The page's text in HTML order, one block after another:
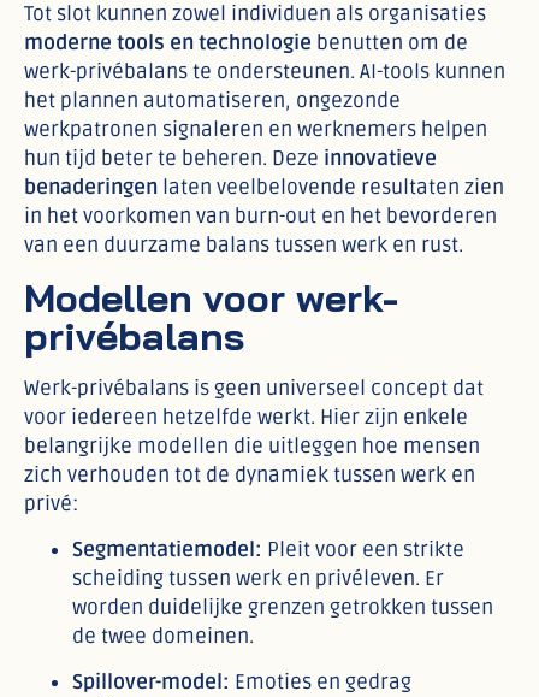
Tot slot kunnen zowel individuen als organisaties
moderne tools en technologie benutten om de
werk-privébalans te ondersteunen. AI-tools kunnen
het plannen automatiseren, ongezonde
werkpatronen signaleren en werknemers helpen
hun tijd beter te beheren. Deze innovatieve
benaderingen laten veelbelovende resultaten zien
in het voorkomen van burn-out en het bevorderen
van een duurzame balans tussen werk en rust.
Modellen voor werk-
privébalans
Werk-privébalans is geen universeel concept dat
voor iedereen hetzelfde werkt. Hier zijn enkele
belangrijke modellen die uitleggen hoe mensen
zich verhouden tot de dynamiek tussen werk en
privé:
Segmentatiemodel: Pleit voor een strikte
scheiding tussen werk en privéleven. Er
worden duidelijke grenzen getrokken tussen
de twee domeinen.
Spillover-model: Emoties en gedrag